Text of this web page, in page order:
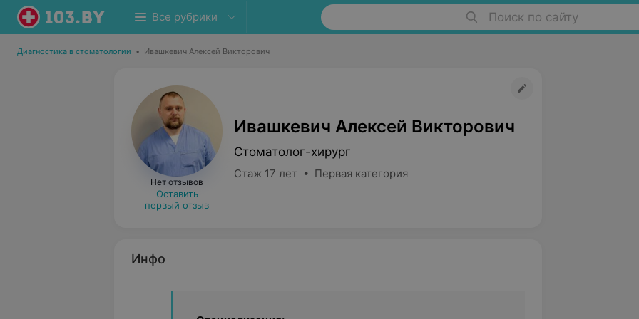
Все рубрики Поиск по сайту
Диагностика в стоматологии • Ивашкевич Алексей Викторович
Нет отзывов
Оставить
первый отзыв
Ивашкевич Алексей Викторович
Стоматолог-хирург
Стаж 17 лет • Первая категория
Инфо